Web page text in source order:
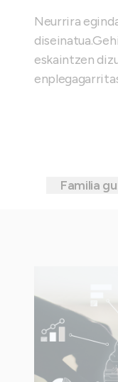
Neurrira
eskaintzen